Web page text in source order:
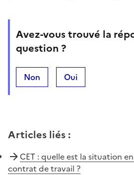
Avez-vous trouvé la
question ?
Non Oui
Articles liés :
CET : quelle est la situation
contrat de travail ?